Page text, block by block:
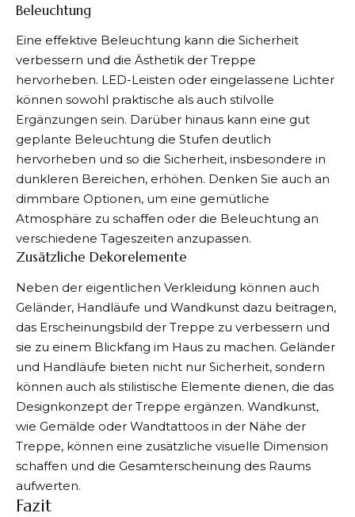
Beleuchtung
Eine effektive Beleuchtung kann die Sicherheit
verbessern und die Ästhetik der Treppe
hervorheben. LED-Leisten oder eingelassene Lichter
können sowohl praktische als auch stilvolle
Ergänzungen sein. Darüber hinaus kann eine gut
geplante Beleuchtung die Stufen deutlich
hervorheben und so die Sicherheit, insbesondere in
dunkleren Bereichen, erhöhen. Denken Sie auch an
dimmbare Optionen, um eine gemütliche
Atmosphäre zu schaffen oder die Beleuchtung an
verschiedene Tageszeiten anzupassen.
Zusätzliche Dekorelemente
Neben der eigentlichen Verkleidung können auch
Geländer, Handläufe und Wandkunst dazu beitragen,
das Erscheinungsbild der Treppe zu verbessern und
sie zu einem Blickfang im Haus zu machen. Geländer
und Handläufe bieten nicht nur Sicherheit, sondern
können auch als stilistische Elemente dienen, die das
Designkonzept der Treppe ergänzen. Wandkunst,
wie Gemälde oder Wandtattoos in der Nähe der
Treppe, können eine zusätzliche visuelle Dimension
schaffen und die Gesamterscheinung des Raums
aufwerten.
Fazit